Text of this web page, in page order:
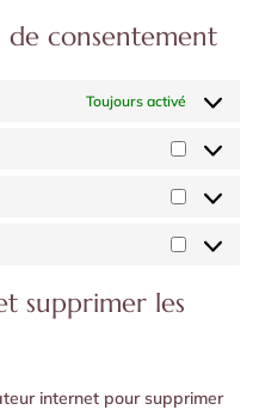
de consentement
Toujours activé
supprimer les
internet pour supprimer